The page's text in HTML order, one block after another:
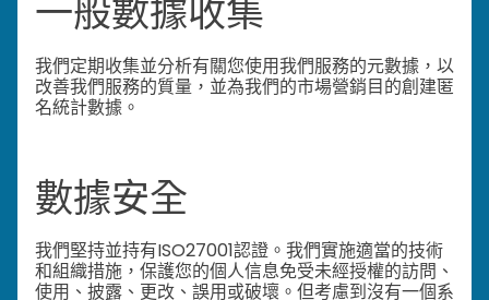
一般數據收集
我們定期收集並分析有關您使用我們服務的元數據，以
改善我們服務的質量，並為我們的市場營銷目的創建匿
名統計數據。
數據安全
我們堅持並持有ISO27001認證。我們實施適當的技術
和組織措施，保護您的個人信息免受未經授權的訪問、
使用、披露、更改、誤用或破壞。但考慮到沒有一個系